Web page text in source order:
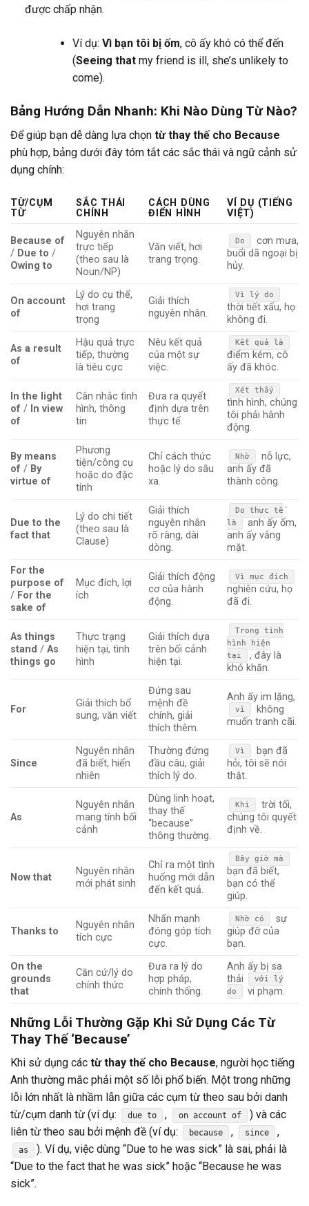
được chấp nhận.
Ví dụ: Vì bạn tôi bị ốm, cô ấy khó có thể đến
(Seeing thatmy friend is ill, she’s unlikely to
come).
Bảng Hướng Dẫn Nhanh: Khi Nào Dùng Từ Nào?
Để giúp bạn dễ dàng lựa chọn từ thay thế cho Because
phù hợp, bảng dưới đây tóm tắt các sắc thái và ngữ cảnh sử
dụng chính:
TỪ/CỤM
TỪ
SẮC THÁI
CHÍNH
CÁCH DÙNG
ĐIỂN HÌNH
VÍ DỤ (TIẾNG
VIỆT)
Because of
/ Due to /
Owing to
Nguyên nhân
trực tiếp
(theo sau là
Noun/NP)
Văn viết, hơi
trang trọng.
Do
cơn mưa,
buổi dã ngoại bị
hủy.
On account
of
Lý do cụ thể,
hơi trang
trọng
Giải thích
nguyên nhân.
Vì lý do
thời tiết xấu, họ
không đi.
As a result
of
Hậu quả trực
tiếp, thường
là tiêu cực
Nêu kết quả
của một sự
việc.
Kết quả là
điểm kém, cô
ấy đã khóc.
In the light
of / In view
of
Cân nhắc tình
hình, thông
tin
Đưa ra quyết
định dựa trên
thực tế.
Xét thấy
tình hình, chúng
tôi phải hành
động.
By means
of / By
virtue of
Phương
tiện/công cụ
hoặc do đặc
tính
Chỉ cách thức
hoặc lý do sâu
xa.
Nhờ
nỗ lực,
anh ấy đã
thành công.
Due to the
fact that
Lý do chi tiết
(theo sau là
Clause)
Giải thích
nguyên nhân
rõ ràng, dài
dòng.
Do thực tế
là
anh ấy ốm,
anh ấy vắng
mặt.
For the
purpose of
/ For the
sake of
Mục đích, lợi
ích
Giải thích động
cơ của hành
động.
Vì mục đích
nghiên cứu, họ
đã đi.
As things
stand / As
things go
Thực trạng
hiện tại, tình
hình
Giải thích dựa
trên bối cảnh
hiện tại.
Trong tình
hình hiện
tại
, đây là
khó khăn.
For
Giải thích bổ
sung, văn viết
Đứng sau
mệnh đề
chính, giải
thích thêm.
Anh ấy im lặng,
vì
không
muốn tranh cãi.
Since
Nguyên nhân
đã biết, hiển
nhiên
Thường đứng
đầu câu, giải
thích lý do.
Vì
bạn đã
hỏi, tôi sẽ nói
thật.
As
Nguyên nhân
mang tính bối
cảnh
Dùng linh hoạt,
thay thế
“because”
thông thường.
Khi
trời tối,
chúng tôi quyết
định về.
Now that
Nguyên nhân
mới phát sinh
Chỉ ra một tình
huống mới dẫn
đến kết quả.
Bây giờ mà
bạn đã biết,
bạn có thể
giúp.
Thanks to
Nguyên nhân
tích cực
Nhấn mạnh
đóng góp tích
cực.
Nhờ có
sự
giúp đỡ của
bạn.
On the
grounds
that
Căn cứ/lý do
chính thức
Đưa ra lý do
hợp pháp,
chính thống.
Anh ấy bị sa
thải
với lý
do
vi phạm.
Những Lỗi Thường Gặp Khi Sử Dụng Các Từ
Thay Thế ‘Because’
Khi sử dụng các từ thay thế cho Because, người học tiếng
Anh thường mắc phải một số lỗi phổ biến. Một trong những
lỗi lớn nhất là nhầm lẫn giữa các cụm từ theo sau bởi danh
từ/cụm danh từ (ví dụ:
due to , on account of
) và các
liên từ theo sau bởi mệnh đề (ví dụ:
because , since ,
as
). Ví dụ, việc dùng “Due to he was sick” là sai, phải là
“Due to the fact that he was sick” hoặc “Because he was
sick”.